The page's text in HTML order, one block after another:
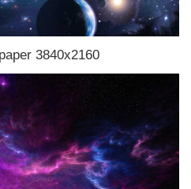
3840x2160